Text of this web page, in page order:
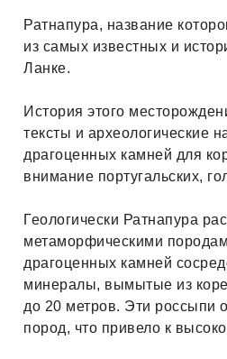
Ратнапура, название
из самых известных и
Ланке.
История этого
тексты и археологические
драгоценных камней для
внимание португальских,
Геологически Ратнапура
метаморфическими
драгоценных камней
минералы, вымытые из
до 20 метров. Эти россыпи
пород, что привело к